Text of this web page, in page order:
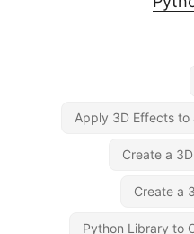
Apply 3D Effects to
Create a
Create a
Python Library to